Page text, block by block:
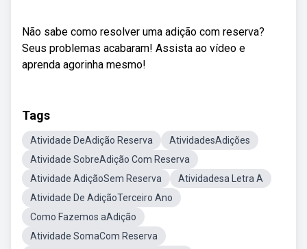
Não sabe como resolver uma adição com reserva?
Seus problemas acabaram! Assista ao vídeo e
aprenda agorinha mesmo!
Tags
Atividade DeAdição Reserva
AtividadesAdições
Atividade SobreAdição Com Reserva
Atividade AdiçãoSem Reserva
Atividadesa Letra A
Atividade De AdiçãoTerceiro Ano
Como Fazemos aAdição
Atividade SomaCom Reserva